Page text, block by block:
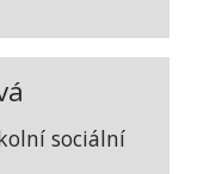
sociální